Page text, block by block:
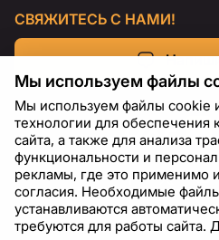
СВЯЖИТЕСЬ С НАМИ!
Мы используем файлы
Мы используем файлы cookie
технологии для обеспечения
сайта, а также для анализа
функциональности и
рекламы, где это применимо
согласия. Необходимые
устанавливаются
требуются для работы сайта.